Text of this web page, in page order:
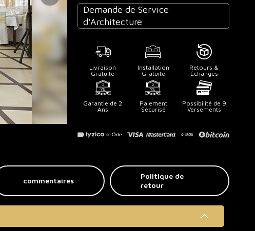
Demande de Service
d'Architecture
Livraison
Gratuite
Installation
Gratuite
Retours &
Échanges
Garantie de 2
Ans
Paiement
Sécurisé
Possibilité de 9
Versements
commentaires
Politique de
retour